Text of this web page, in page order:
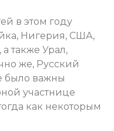
в этом году
Нигерия, США,
также Урал,
же, Русский
было важны
участнице
как некоторым